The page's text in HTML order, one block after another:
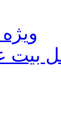
بيت